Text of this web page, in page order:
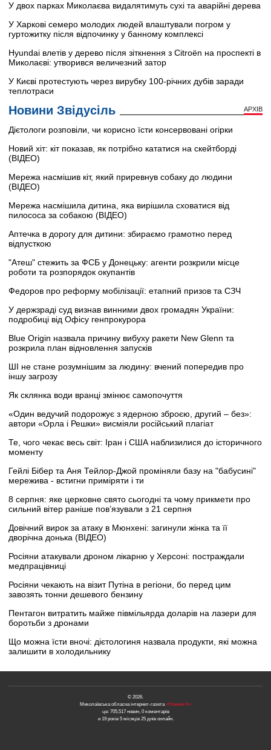
У двох парках Миколаєва видалятимуть сухі та аварійні дерева
У Харкові семеро молодих людей влаштували погром у
гуртожитку після відпочинку у банному комплексі
Hyundai влетів у дерево після зіткнення з Citroën на проспекті в
Миколаєві: утворився величезний затор
У Києві протестують через вирубку 100-річних дубів заради
теплотраси
Новини Звідусіль АРХІВ
Дієтологи розповіли, чи корисно їсти консервовані огірки
Новий хіт: кіт показав, як потрібно кататися на скейтборді
(ВІДЕО)
Мережа насмішив кіт, який приревнув собаку до людини
(ВІДЕО)
Мережа насмішила дитина, яка вирішила сховатися від
пилососа за собакою (ВІДЕО)
Аптечка в дорогу для дитини: збираємо грамотно перед
відпусткою
"Атеш" стежить за ФСБ у Донецьку: агенти розкрили місце
роботи та розпорядок окупантів
Федоров про реформу мобілізації: етапний призов та СЗЧ
У держзраді суд визнав винними двох громадян України:
подробиці від Офісу генпрокурора
Blue Origin назвала причину вибуху ракети New Glenn та
розкрила план відновлення запусків
ШІ не стане розумнішим за людину: вчений попередив про
іншу загрозу
Як склянка води вранці змінює самопочуття
«Один ведучий подорожує з ядерною зброєю, другий – без»:
автори «Орла і Решки» висміяли російський плагіат
Те, чого чекає весь світ: Іран і США наблизилися до історичного
моменту
Гейлі Бібер та Аня Тейлор-Джой проміняли базу на "бабусині"
мережива - встигни приміряти і ти
8 серпня: яке церковне свято сьогодні та чому прикмети про
сильний вітер раніше пов’язували з 21 серпня
Довічний вирок за атаку в Мюнхені: загинули жінка та її
дворічна донька (ВІДЕО)
Росіяни атакували дроном лікарню у Херсоні: постраждали
медпрацівниці
Росіяни чекають на візит Путіна в регіони, бо перед цим
завозять тонни дешевого бензину
Пентагон витратить майже півмільярда доларів на лазери для
боротьби з дронами
Що можна їсти вночі: дієтологиня назвала продукти, які можна
залишити в холодильнику
© 2026.
Миколаївська обласна інтернет-газета«Новини N»
це: 705,517 новин, 0 коментарів
и 19 років 5 місяців 25 днів онлайн.